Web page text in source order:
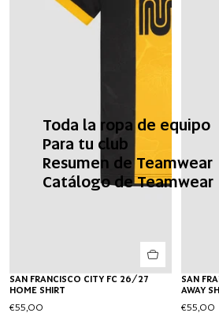
Toda la ropa de equipo
Para tu club
Resumen de Teamwear
Catálogo de Teamwear
SAN FRANCISCO CITY FC 26/27
HOME SHIRT
€55,00
SAN
AWAY
€55,00